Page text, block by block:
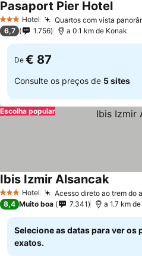
3 EstrelasHotel Quartos com vista
Pasaport Pier Hotel
6,7 1.756 a 0.1 km de Konak
De € 87
Consulte os preços de 5 sites
Escolha popular
3 EstrelasHotel Acesso direto ao trem do
Ibis Izmir Alsancak
8,4 Muito boa 7.341 a 1.7 km
Selecione as datas para ver os
exatos.